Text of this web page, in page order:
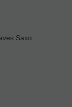
Saxo